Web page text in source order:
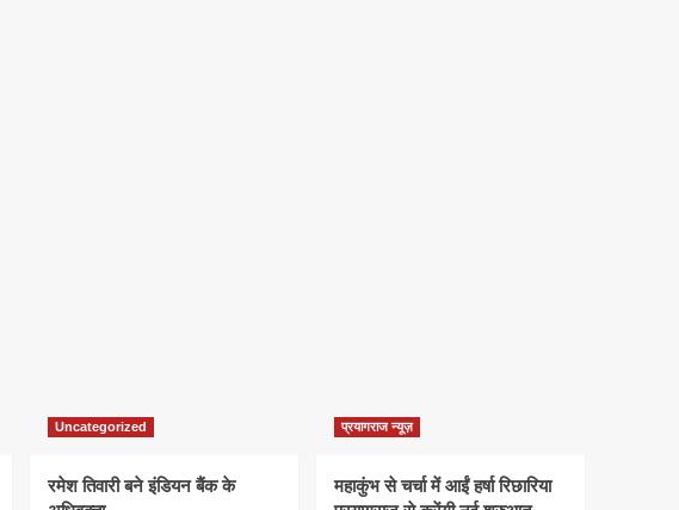
Uncategorized
रमेश तिवारी बने इंडियन बैंक के
प्रयागराज न्यूज़
महाकुंभ से चर्चा में आईं हर्षा रिछारिया